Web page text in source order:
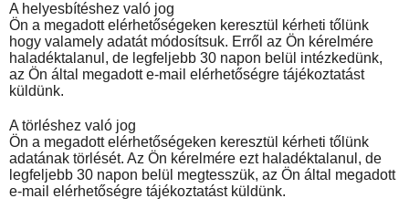
A helyesbítéshez való jog
Ön a megadott elérhetőségeken keresztül kérheti tőlünk
hogy valamely adatát módosítsuk. Erről az Ön kérelmére
haladéktalanul, de legfeljebb 30 napon belül intézkedünk,
az Ön által megadott e-mail elérhetőségre tájékoztatást
küldünk.
A törléshez való jog
Ön a megadott elérhetőségeken keresztül kérheti tőlünk
adatának törlését. Az Ön kérelmére ezt haladéktalanul, de
legfeljebb 30 napon belül megtesszük, az Ön által megadott
e-mail elérhetőségre tájékoztatást küldünk.